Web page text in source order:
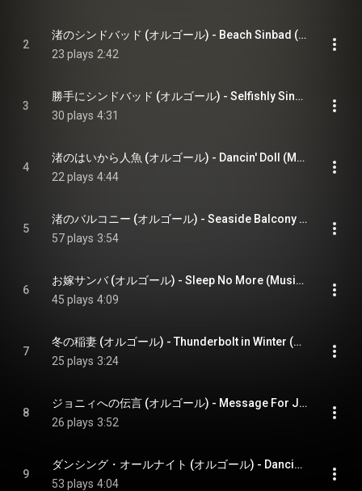
2
渚のシンドバッド (オルゴール) - Beach Sinbad (Music Box)
23 plays 2:42
3
勝手にシンドバッド (オルゴール) - Selfishly Sinbad (Music Box)
30 plays 4:31
4
渚のはいから人魚 (オルゴール) - Dancin' Doll (Music Box)
22 plays 4:44
5
渚のバルコニー (オルゴール) - Seaside Balcony (Music Box)
57 plays 3:54
6
お嫁サンバ (オルゴール) - Sleep No More (Music Box)
45 plays 4:09
7
冬の稲妻 (オルゴール) - Thunderbolt in Winter (Music Box)
25 plays 3:24
8
ジョニィへの伝言 (オルゴール) - Message For Jhonny (Music Box)
26 plays 3:52
9
ダンシング・オールナイト (オルゴール) - Dancing All Night (Music Box)
53 plays 4:04